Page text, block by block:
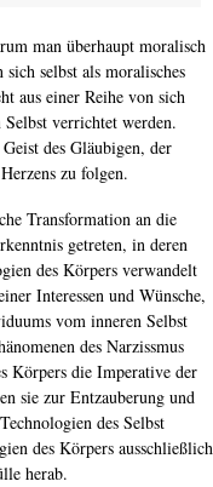
man überhaupt moralisch
selbst als moralisches
aus einer Reihe von sich
Selbst verrichtet werden.
des Gläubigen, der
zu folgen.
Transformation an die
getreten, in deren
des Körpers verwandelt
Interessen und Wünsche,
vom inneren Selbst
des Narzissmus
Körpers die Imperative der
sie zur Entzauberung und
des Selbst
des Körpers ausschließlich
herab.